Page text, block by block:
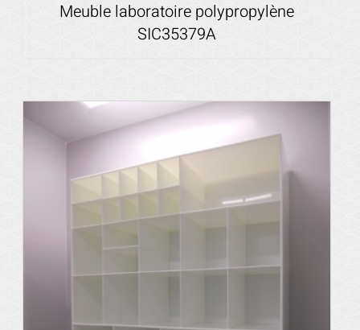
Voir les détails
Meuble laboratoire polypropylène
SIC35379A